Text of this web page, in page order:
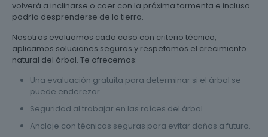
volverá a inclinarse o caer con la próxima tormenta e incluso
podría desprenderse de la tierra.
Nosotros evaluamos cada caso con criterio técnico,
aplicamos soluciones seguras y respetamos el crecimiento
natural del árbol. Te ofrecemos:
Una evaluación gratuita para determinar si el árbol se
puede enderezar.
Seguridad al trabajar en las raíces del árbol.
Anclaje con técnicas seguras para evitar daños a futuro.